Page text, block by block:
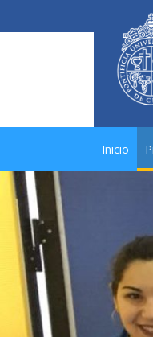
Inicio